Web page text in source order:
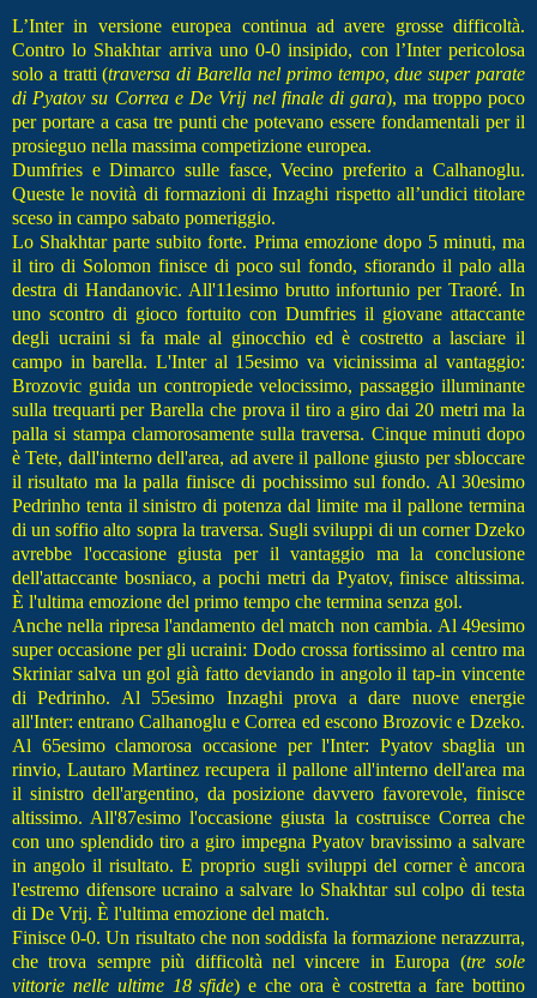
L’Inter in versione europea continua ad avere grosse difficoltà.
Contro lo Shakhtar arriva uno 0-0 insipido, con l’Inter pericolosa
solo a tratti (traversa di Barella nel primo tempo, due super parate
di Pyatov su Correa e De Vrij nel finale di gara), ma troppo poco
per portare a casa tre punti che potevano essere fondamentali per il
prosieguo nella massima competizione europea.
Dumfries e Dimarco sulle fasce, Vecino preferito a Calhanoglu.
Queste le novità di formazioni di Inzaghi rispetto all’undici titolare
sceso in campo sabato pomeriggio.
Lo Shakhtar parte subito forte. Prima emozione dopo 5 minuti, ma
il tiro di Solomon finisce di poco sul fondo, sfiorando il palo alla
destra di Handanovic. All'11esimo brutto infortunio per Traoré. In
uno scontro di gioco fortuito con Dumfries il giovane attaccante
degli ucraini si fa male al ginocchio ed è costretto a lasciare il
campo in barella. L'Inter al 15esimo va vicinissima al vantaggio:
Brozovic guida un contropiede velocissimo, passaggio illuminante
sulla trequarti per Barella che prova il tiro a giro dai 20 metri ma la
palla si stampa clamorosamente sulla traversa. Cinque minuti dopo
è Tete, dall'interno dell'area, ad avere il pallone giusto per sbloccare
il risultato ma la palla finisce di pochissimo sul fondo. Al 30esimo
Pedrinho tenta il sinistro di potenza dal limite ma il pallone termina
di un soffio alto sopra la traversa. Sugli sviluppi di un corner Dzeko
avrebbe l'occasione giusta per il vantaggio ma la conclusione
dell'attaccante bosniaco, a pochi metri da Pyatov, finisce altissima.
È l'ultima emozione del primo tempo che termina senza gol.
Anche nella ripresa l'andamento del match non cambia. Al 49esimo
super occasione per gli ucraini: Dodo crossa fortissimo al centro ma
Skriniar salva un gol già fatto deviando in angolo il tap-in vincente
di Pedrinho. Al 55esimo Inzaghi prova a dare nuove energie
all'Inter: entrano Calhanoglu e Correa ed escono Brozovic e Dzeko.
Al 65esimo clamorosa occasione per l'Inter: Pyatov sbaglia un
rinvio, Lautaro Martinez recupera il pallone all'interno dell'area ma
il sinistro dell'argentino, da posizione davvero favorevole, finisce
altissimo. All'87esimo l'occasione giusta la costruisce Correa che
con uno splendido tiro a giro impegna Pyatov bravissimo a salvare
in angolo il risultato. E proprio sugli sviluppi del corner è ancora
l'estremo difensore ucraino a salvare lo Shakhtar sul colpo di testa
di De Vrij. È l'ultima emozione del match.
Finisce 0-0. Un risultato che non soddisfa la formazione nerazzurra,
che trova sempre più difficoltà nel vincere in Europa (tre sole
vittorie nelle ultime 18 sfide) e che ora è costretta a fare bottino